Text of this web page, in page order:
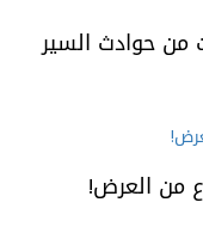
من حوادث السير
من العرض!